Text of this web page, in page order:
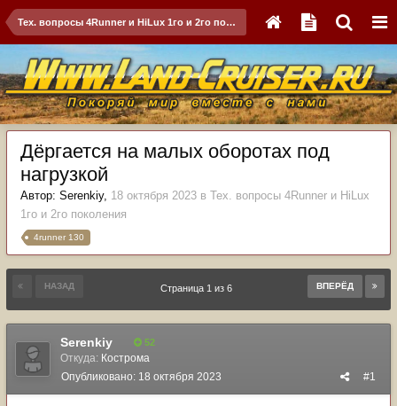
Тех. вопросы 4Runner и HiLux 1го и 2го поколения
Дёргается на малых оборотах под
нагрузкой
Автор: Serenkiy, 18 октября 2023 в Тех. вопросы 4Runner и HiLux
1го и 2го поколения
4runner 130
НАЗАД ВПЕРЁД
Страница 1 из 6
Serenkiy 52
Откуда: Кострома
#1
Опубликовано: 18 октября 2023